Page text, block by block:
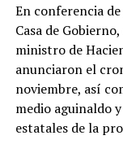
En conferencia
Casa de
ministro de
anunciaron el
noviembre, así
medio aguinaldo
estatales de la